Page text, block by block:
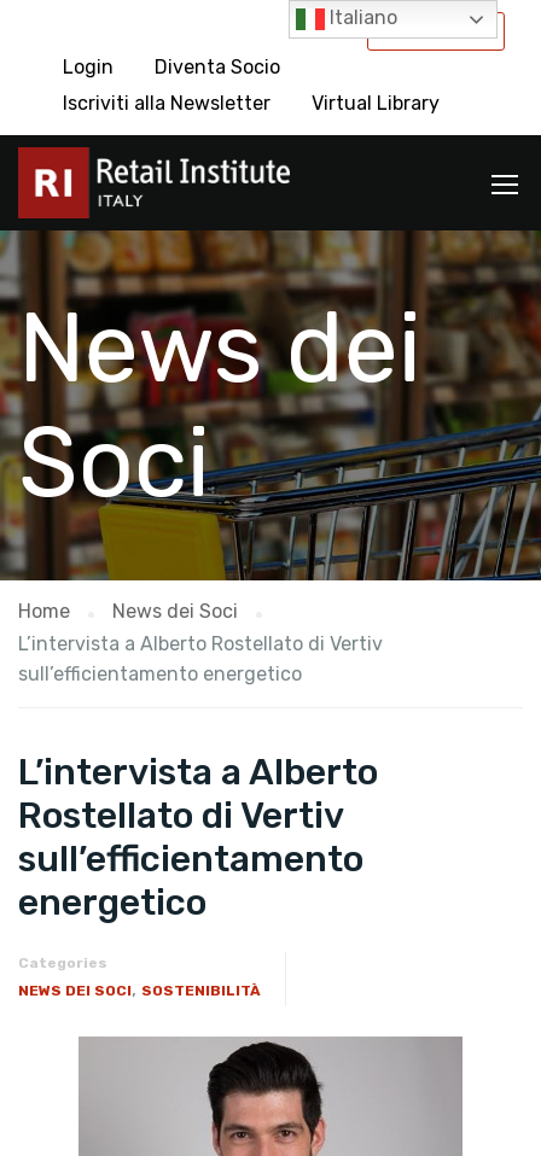
International
Login
Diventa Socio
Iscriviti alla Newsletter
Virtual Library
News dei
Soci
Home
News dei Soci
L’intervista a Alberto Rostellato di Vertiv
sull’efficientamento energetico
L’intervista a Alberto
Rostellato di Vertiv
sull’efficientamento
energetico
Categories
NEWS DEI SOCI, SOSTENIBILITÀ
Italiano